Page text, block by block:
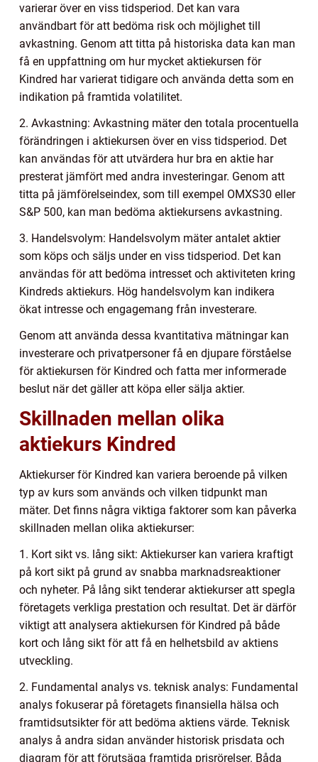
varierar över en viss tidsperiod. Det kan vara
användbart för att bedöma risk och möjlighet till
avkastning. Genom att titta på historiska data kan man
få en uppfattning om hur mycket aktiekursen för
Kindred har varierat tidigare och använda detta som en
indikation på framtida volatilitet.
2. Avkastning: Avkastning mäter den totala procentuella
förändringen i aktiekursen över en viss tidsperiod. Det
kan användas för att utvärdera hur bra en aktie har
presterat jämfört med andra investeringar. Genom att
titta på jämförelseindex, som till exempel OMXS30 eller
S&P 500, kan man bedöma aktiekursens avkastning.
3. Handelsvolym: Handelsvolym mäter antalet aktier
som köps och säljs under en viss tidsperiod. Det kan
användas för att bedöma intresset och aktiviteten kring
Kindreds aktiekurs. Hög handelsvolym kan indikera
ökat intresse och engagemang från investerare.
Genom att använda dessa kvantitativa mätningar kan
investerare och privatpersoner få en djupare förståelse
för aktiekursen för Kindred och fatta mer informerade
beslut när det gäller att köpa eller sälja aktier.
Skillnaden mellan olika
aktiekurs Kindred
Aktiekurser för Kindred kan variera beroende på vilken
typ av kurs som används och vilken tidpunkt man
mäter. Det finns några viktiga faktorer som kan påverka
skillnaden mellan olika aktiekurser:
1. Kort sikt vs. lång sikt: Aktiekurser kan variera kraftigt
på kort sikt på grund av snabba marknadsreaktioner
och nyheter. På lång sikt tenderar aktiekurser att spegla
företagets verkliga prestation och resultat. Det är därför
viktigt att analysera aktiekursen för Kindred på både
kort och lång sikt för att få en helhetsbild av aktiens
utveckling.
2. Fundamental analys vs. teknisk analys: Fundamental
analys fokuserar på företagets finansiella hälsa och
framtidsutsikter för att bedöma aktiens värde. Teknisk
analys å andra sidan använder historisk prisdata och
diagram för att förutsäga framtida prisrörelser. Båda